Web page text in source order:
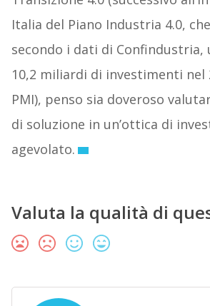
Italia del Piano Industria 4.0,
secondo i dati di Confindustria,
10,2 miliardi di investimenti nel
PMI), penso sia doveroso
di soluzione in un’ottica di
agevolato.
Valuta la qualità di